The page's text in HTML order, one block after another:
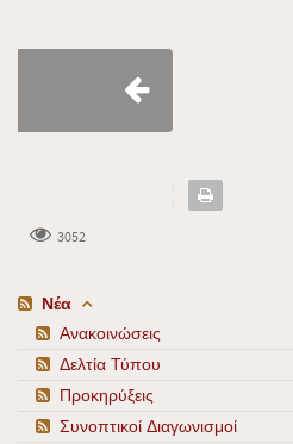
3052
Νέα
Ανακοινώσεις
Δελτία Τύπου
Προκηρύξεις
Συνοπτικοί Διαγωνισμοί